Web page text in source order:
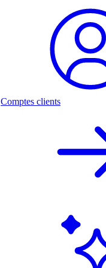
Comptes clients